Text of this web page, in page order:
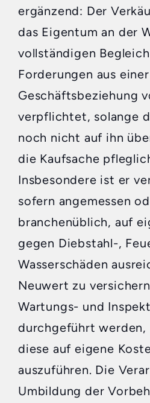
ergänzend: Der
das Eigentum an der
vollständigen
Forderungen aus
Geschäftsbeziehung
verpflichtet, solange
noch nicht auf ihn
die Kaufsache
Insbesondere ist er
sofern angemessen
branchenüblich, auf
gegen Diebstahl-,
Wasserschäden
Neuwert zu
Wartungs- und
durchgeführt werden,
diese auf eigene
auszuführen. Die
Umbildung der